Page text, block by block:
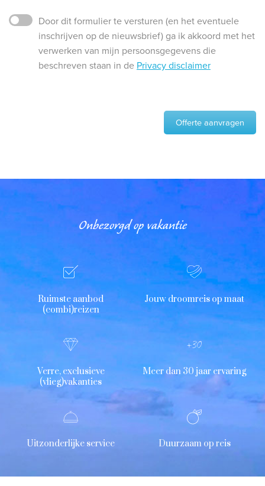
Door dit formulier te versturen (en het eventuele
inschrijven op de nieuwsbrief) ga ik akkoord met het
verwerken van mijn persoonsgegevens die
beschreven staan in de Privacy disclaimer
Offerte aanvragen
Onbezorgd op vakantie
Ruimste aanbod
(combi)reizen
Jouw droomreis op maat
Verre, exclusieve
(vlieg)vakanties
Meer dan 30 jaar ervaring
Uitzonderlijke service Duurzaam op reis